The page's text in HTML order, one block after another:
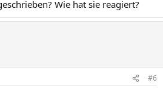
Wie hat sie reagiert?
#6